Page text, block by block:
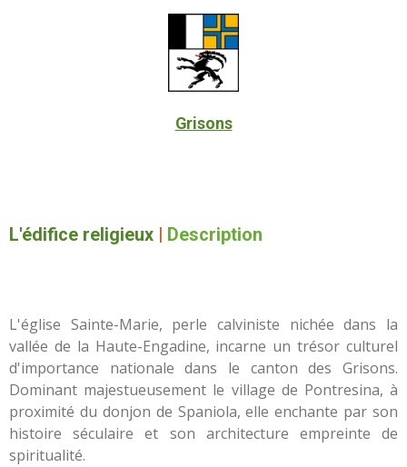
Grisons
L'édifice religieux Description
L'église Sainte-Marie, perle calviniste nichée dans la
vallée de la Haute-Engadine, incarne un trésor culturel
d'importance nationale dans le canton des Grisons.
Dominant majestueusement le village de Pontresina, à
proximité du donjon de Spaniola, elle enchante par son
histoire séculaire et son architecture empreinte de
spiritualité.